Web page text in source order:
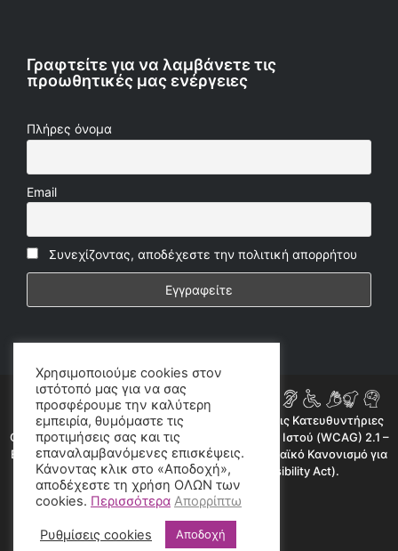
Γραφτείτε για να λαμβάνετε τις
προωθητικές μας ενέργειες
Πλήρες όνομα
Email
Συνεχίζοντας, αποδέχεστε την πολιτική απορρήτου
Η ιστοσελίδα μας συμμορφώνεται εν μέρει με τις Κατευθυντήριες
Οδηγίες για την Προσβασιμότητα Περιεχομένου Ιστού (WCAG) 2.1 –
Επίπεδο AA, όπως προβλέπεται από τον Ευρωπαϊκό Κανονισμό για
την Προσβασιμότητα (European Accessibility Act).
Χρησιμοποιούμε cookies στον
ιστότοπό μας για να σας
προσφέρουμε την καλύτερη
εμπειρία, θυμόμαστε τις
προτιμήσεις σας και τις
επαναλαμβανόμενες επισκέψεις.
Κάνοντας κλικ στο «Αποδοχή»,
αποδέχεστε τη χρήση ΟΛΩΝ των
cookies. Περισσότερα Απορρίπτω
Ρυθμίσεις cookies Αποδοχή
©2020 radioproto.gr